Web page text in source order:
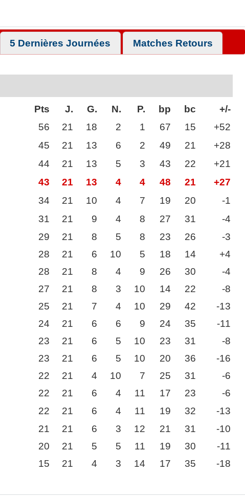
5 Dernières Journées Matches Retours
Pts J. G. N. P. bp bc
+/-
56 21 18 2 1 67 15
+52
45 21 13 6 2 49 21
+28
44 21 13 5 3 43 22
+21
43 21 13 4 4 48 21
+27
34 21 10 4 7 19 20
-1
31 21 9 4 8 27 31
-4
29 21 8 5 8 23 26
-3
28 21 6 10 5 18 14
+4
28 21 8 4 9 26 30
-4
27 21 8 3 10 14 22
-8
25 21 7 4 10 29 42
-13
24 21 6 6 9 24 35
-11
23 21 6 5 10 23 31
-8
23 21 6 5 10 20 36
-16
22 21 4 10 7 25 31
-6
22 21 6 4 11 17 23
-6
22 21 6 4 11 19 32
-13
21 21 6 3 12 21 31
-10
20 21 5 5 11 19 30
-11
15 21 4 3 14 17 35 -18